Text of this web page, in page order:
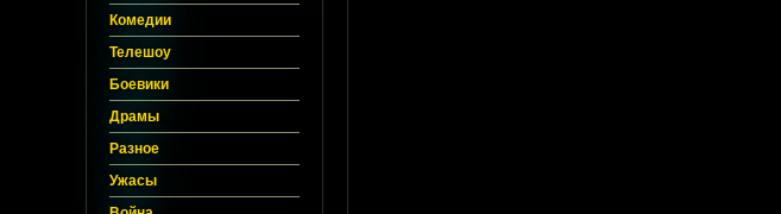
Комедии
Телешоу
Боевики
Драмы
Разное
Ужасы